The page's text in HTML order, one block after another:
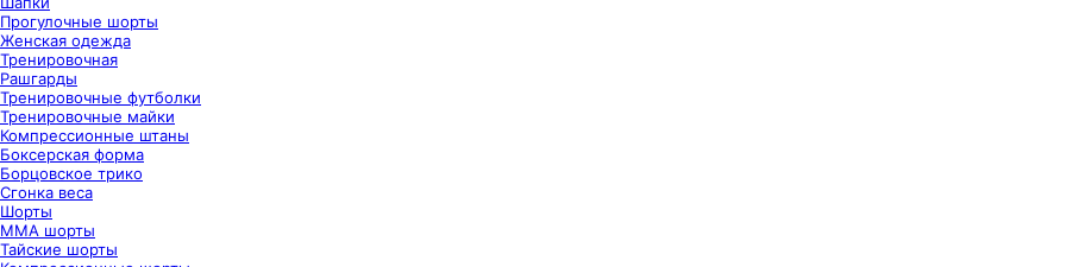
Прогулочные шорты
Женская одежда
Тренировочная
Рашгарды
Тренировочные футболки
Тренировочные майки
Компрессионные штаны
Боксерская форма
Борцовское трико
Сгонка веса
Шорты
ММА шорты
Тайские шорты